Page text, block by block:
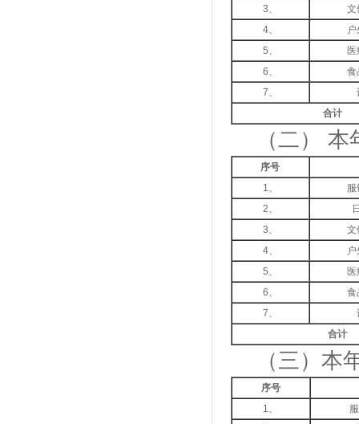
3、
文
4、
5、
6、
食
7、
合计
（二） 本
序号
1、
服
2、
3、
文
4、
5、
6、
食
7、
合计
（三）本
序号
1、